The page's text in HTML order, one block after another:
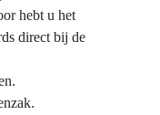
hebt u het
direct bij de